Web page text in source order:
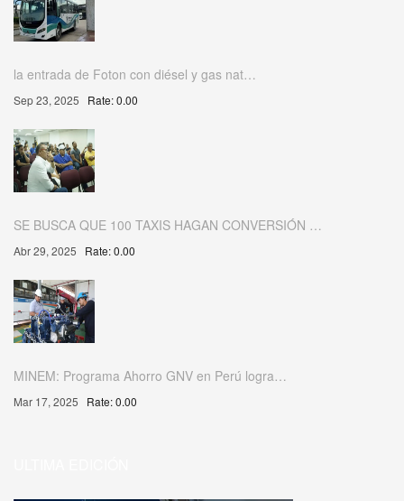
la entrada de Foton con diésel y gas nat…
Sep 23, 2025 Rate: 0.00
SE BUSCA QUE 100 TAXIS HAGAN CONVERSIÓN …
Abr 29, 2025 Rate: 0.00
MINEM: Programa Ahorro GNV en Perú logra…
Mar 17, 2025 Rate: 0.00